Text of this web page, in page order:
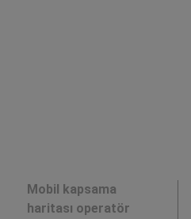
Mobil kapsama
haritası operatör